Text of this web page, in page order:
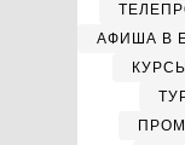
АФИША В